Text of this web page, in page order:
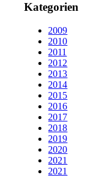
Kategorien
2009
2010
2011
2012
2013
2014
2015
2016
2017
2018
2019
2020
2021
2021